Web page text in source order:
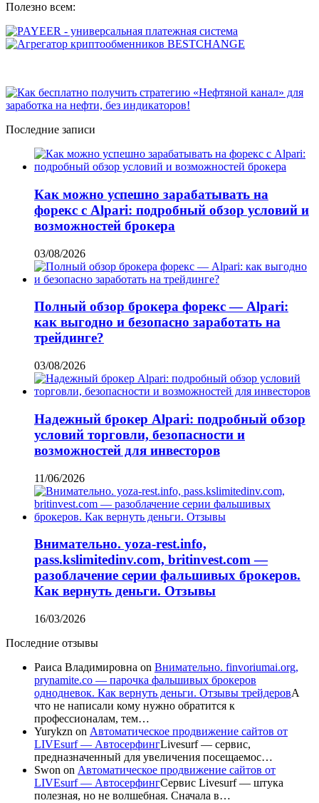
Полезно всем:
Последние записи
Как можно успешно зарабатывать на
форекс с Alpari: подробный обзор условий и
возможностей брокера
03/08/2026
Полный обзор брокера форекс — Alpari:
как выгодно и безопасно заработать на
трейдинге?
03/08/2026
Надежный брокер Alpari: подробный обзор
условий торговли, безопасности и
возможностей для инвесторов
11/06/2026
Внимательно. yoza-rest.info,
pass.kslimitedinv.com, britinvest.com —
разоблачение серии фальшивых брокеров.
Как вернуть деньги. Отзывы
16/03/2026
Последние отзывы
Раиса Владимировна on Внимательно. finvoriumai.org,
prynamite.co — парочка фальшивых брокеров
однодневок. Как вернуть деньги. Отзывы трейдеровА
что не написали кому нужно обратится к
профессионалам, тем…
Yurykzn on Автоматическое продвижение сайтов от
LIVEsurf — АвтосерфингLivesurf — сервис,
предназначенный для увеличения посещаемос…
Swon on Автоматическое продвижение сайтов от
LIVEsurf — АвтосерфингСервис Livesurf — штука
полезная, но не волшебная. Сначала в…